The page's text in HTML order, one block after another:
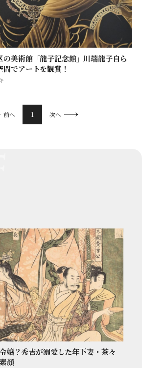
の美術館「龍子記念館」川端龍子自ら
でアートを観賞！
前へ 1 次へ
嬢？秀吉が溺愛した年下妻・茶々
顔